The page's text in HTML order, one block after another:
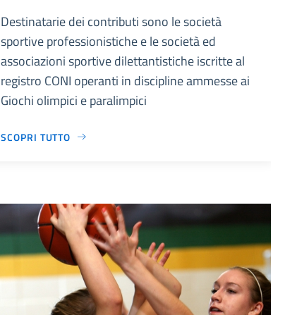
Destinatarie dei contributi sono le società
sportive professionistiche e le società ed
associazioni sportive dilettantistiche iscritte al
registro CONI operanti in discipline ammesse ai
Giochi olimpici e paralimpici
SCOPRI TUTTO